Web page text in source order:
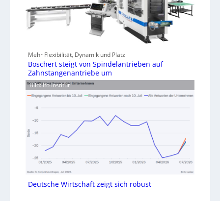
Mehr Flexibilität, Dynamik und Platz
Boschert steigt von Spindelantrieben auf
Zahnstangenantriebe um
Bild: Ifo Institut
Deutsche Wirtschaft zeigt sich robust